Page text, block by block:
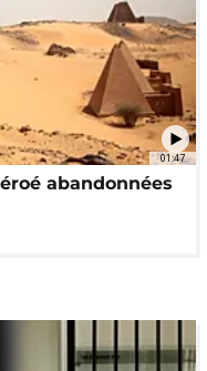
01:47
abandonnées